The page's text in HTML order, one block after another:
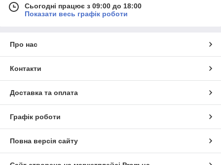
Сьогодні працює з 09:00 до 18:00
Показати весь графік роботи
Про нас
Контакти
Доставка та оплата
Графік роботи
Повна версія сайту